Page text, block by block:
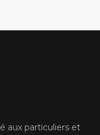
aux particuliers et